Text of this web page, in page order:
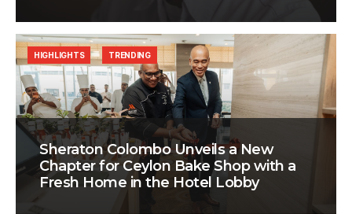
Sheraton Colombo Unveils a New
Chapter for Ceylon Bake Shop with a
Fresh Home in the Hotel Lobby
HIGHLIGHTS TRENDING